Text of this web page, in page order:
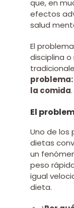
que, en
efectos
salud
El
disciplina
la comida.
El
Uno de los
dietas
un
peso
igual
dieta.